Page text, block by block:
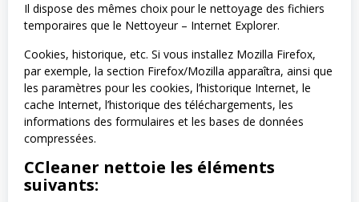
Il dispose des mêmes choix pour le nettoyage des fichiers
temporaires que le Nettoyeur – Internet Explorer.
Cookies, historique, etc. Si vous installez Mozilla Firefox,
par exemple, la section Firefox/Mozilla apparaîtra, ainsi que
les paramètres pour les cookies, l’historique Internet, le
cache Internet, l’historique des téléchargements, les
informations des formulaires et les bases de données
compressées.
CCleaner nettoie les éléments
suivants: